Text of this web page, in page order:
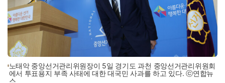
노태악 중앙선거관리위원장이 5일 경기도 과천 중앙선거관리위원회
에서 투표용지 부족 사태에 대한 대국민 사과를 하고 있다. ⓒ연합뉴
스